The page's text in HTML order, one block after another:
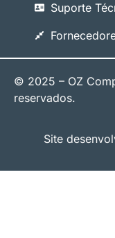
Suporte
© 2025 – OZ
reservados.
Site